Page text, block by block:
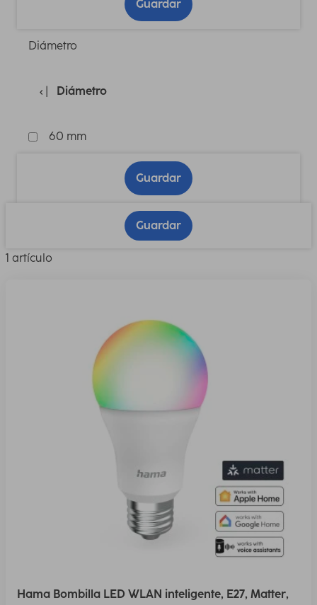
Guardar
Diámetro
Diámetro
60 mm
Guardar
Guardar
1 artículo
Hama Bombilla LED WLAN inteligente, E27, Matter,